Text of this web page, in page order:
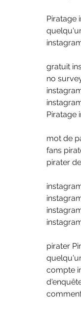
Piratage
gratuit
no
Piratage
mot de
fans
pirater
pirater
compte